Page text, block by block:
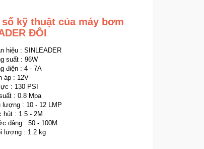
số kỹ thuật của máy bơm
ĐÔI
hiệu : SINLEADER
suất : 96W
điện : 4 - 7A
áp : 12V
: 130 PSI
: 0.8 Mpa
lượng : 10 - 12 LMP
hút : 1.5 - 2M
dâng : 50 - 100M
lượng : 1.2 kg